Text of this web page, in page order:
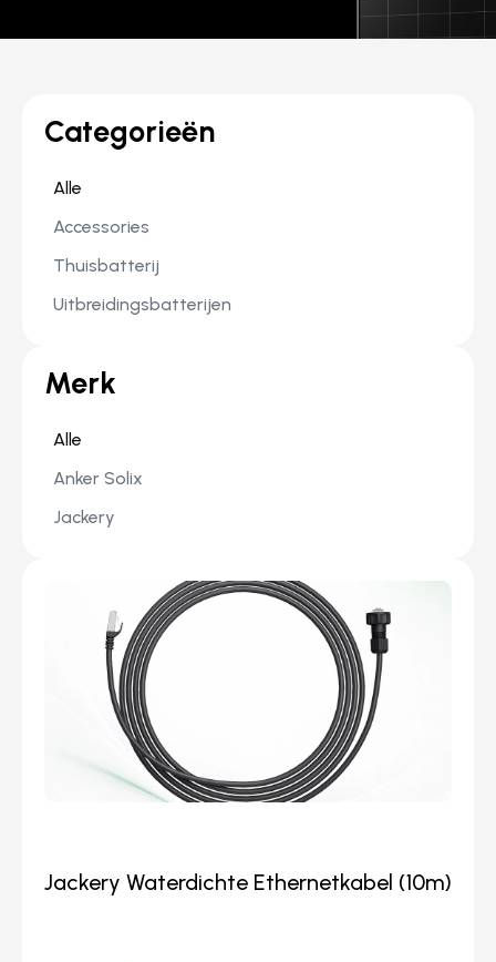
Categorieën
Accessories
Thuisbatterij
Uitbreidingsbatterijen
Alle
Merk
Anker Solix
Jackery
Alle
Jackery Waterdichte Ethernetkabel (10m)